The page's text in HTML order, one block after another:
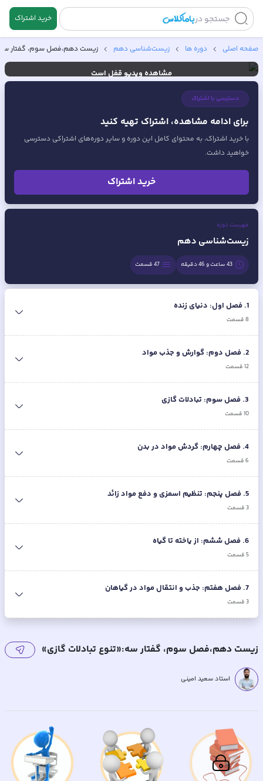
جستجو در خرید اشتراک
صفحه اصلی دوره ها زیست‌شناسی دهم زیست دهم،فصل سوم، گفتار 🔒
مشاهده ویدیوقفل است
دسترسی با اشتراک
برای ادامه مشاهده، اشتراک تهیه کنید
با خرید اشتراک، به محتوای کامل این دوره و سایر دوره‌های اشتراکی دسترسی
خواهید داشت.
خرید اشتراک
فهرست دوره
زیست‌شناسی دهم
43 ساعت و 46 دقیقه 47قسمت
1
. فصل اول: دنیای زنده
8قسمت
2
. فصل دوم: گوارش و جذب مواد
12قسمت
3
. فصل سوم: تبادلات گازی
10قسمت
4
. فصل چهارم: گردش مواد در بدن
6قسمت
5
. فصل پنجم: تنظیم اسمزی و دفع مواد زائد
3قسمت
6
. فصل ششم: از یاخته تا گیاه
5قسمت
7
. فصل هفتم: جذب و انتقال مواد در گیاهان
3قسمت
زیست دهم،فصل سوم، گفتار سه:«تنوع تبادلات گازی»
استاد سعید امینی